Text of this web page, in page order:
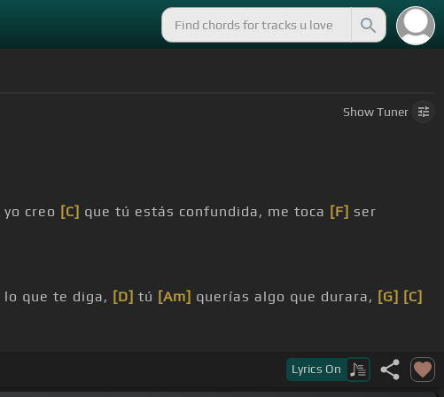
ShowTuner
creo [C] que tú estás confundida, me toca [F] ser
lo que te diga, [D] tú [Am] querías algo que durara, [G] [C]
[C]pero
Lyrics On